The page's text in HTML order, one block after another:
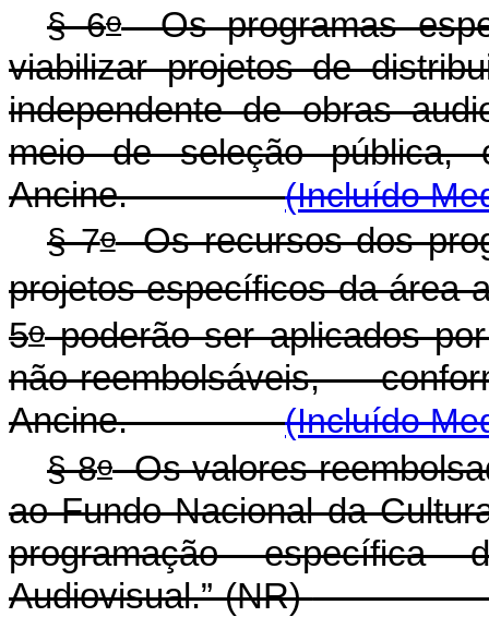
§ 6oOs programas
viabilizar projetos de
independente de obras
meio de seleção pública,
Ancine.
(Incluído
§ 7oOs recursos dos
projetos específicos da área
5opoderão ser aplicados
não-reembolsáveis,
Ancine.
(Incluído
§ 8oOs valores
ao Fundo Nacional da
programação específica
Audiovisual.” (NR)